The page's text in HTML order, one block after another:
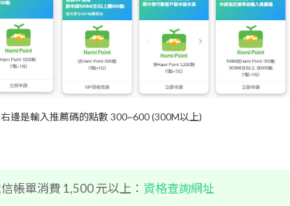
邊是輸入推薦碼的點數 300~600 (300M以上)
帳單消費 1,500 元以上： 資格查詢網址